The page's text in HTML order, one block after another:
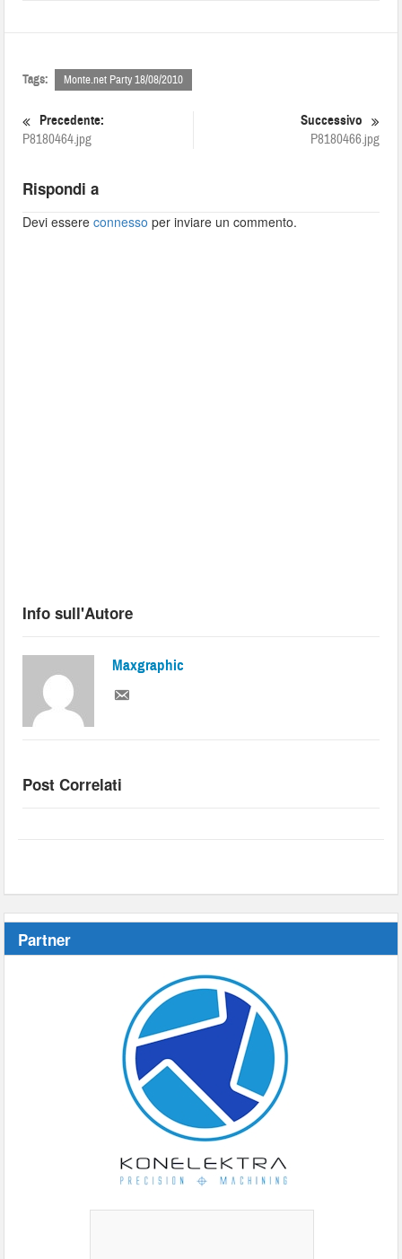
Tags: Monte.net Party 18/08/2010
Precedente:
P8180464.jpg
Successivo
P8180466.jpg
Rispondi a
Devi essereconnesso per inviare un commento.
Info sull'Autore
Maxgraphic
Post Correlati
Partner